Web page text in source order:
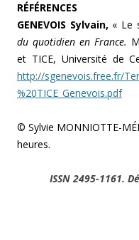
RÉFÉRENCES
GENEVOIS Sylvain, « Le
du quotidien en France.
et TICE, Université de
http://sgenevois.free.fr/
%20TICE_Genevois.pdf
© Sylvie MONNIOTTE-
heures.
ISSN 2495-1161.